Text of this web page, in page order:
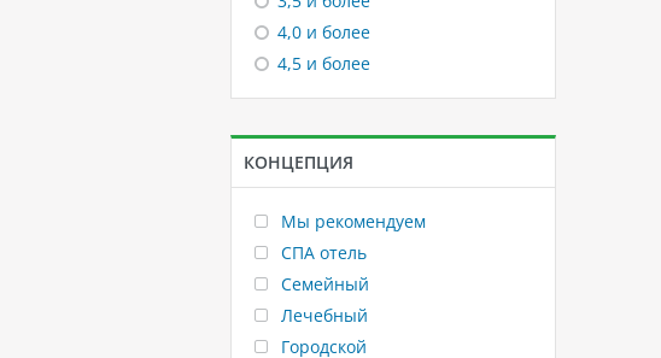
4,0 и более
4,5 и более
КОНЦЕПЦИЯ
Мы рекомендуем
СПА отель
Семейный
Лечебный
Городской